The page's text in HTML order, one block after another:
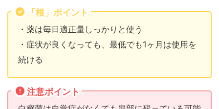
「根」ポイント
・薬は毎日適正量しっかりと使う
・症状が良くなっても、最低でも1ヶ月は使用を
続ける
注意ポイント